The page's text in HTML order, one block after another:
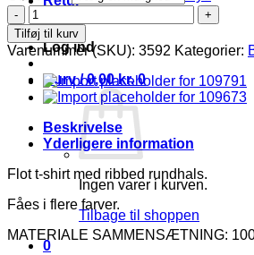
Log ind
Kurv /0,00kr. 0
Ingen varer i kurven.
Tilbage til shoppen
0
Only
Jen
T-
Shirt
Grå
BM:
S:120
M:130
L:140
XL:150
Lg:70
Vejl.159,95
antal
Tilføj til kurv
Varenummer (SKU): 3592 Kategorier:
Beskrivelse
Yderligere information
Flot t-shirt med ribbed rundhals.
Fåes i flere farver.
MATERIALE SAMMENSÆTNING: